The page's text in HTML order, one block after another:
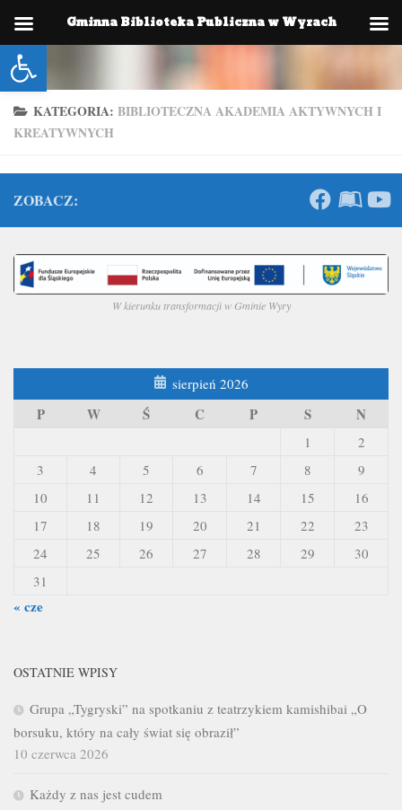
Otwórz pasek narzędzi
Skip to content
KATEGORIA: BIBLIOTECZNA AKADEMIA AKTYWNYCH I
KREATYWNYCH
ZOBACZ:
W kierunku transformacji w Gminie Wyry
sierpień 2026
P W Ś C P S N
1
2
3
4 5 6 7 8
9
10
11 12 13 14 15
16
17
18 19 20 21 22
23
24
25 26 27 28 29
30
31
« cze
OSTATNIE WPISY
Grupa „Tygryski” na spotkaniu z teatrzykiem kamishibai „O
borsuku, który na cały świat się obraził”
10 czerwca 2026
Każdy z nas jest cudem
Gminna Biblioteka Publiczna w Wyrach